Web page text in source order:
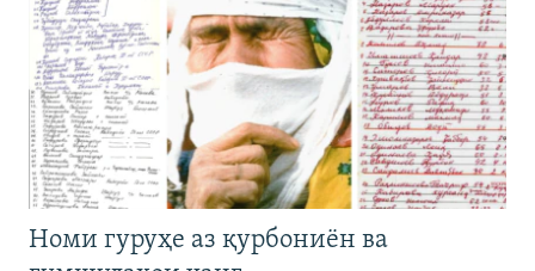
Номи гуруҳе аз қурбониён ва